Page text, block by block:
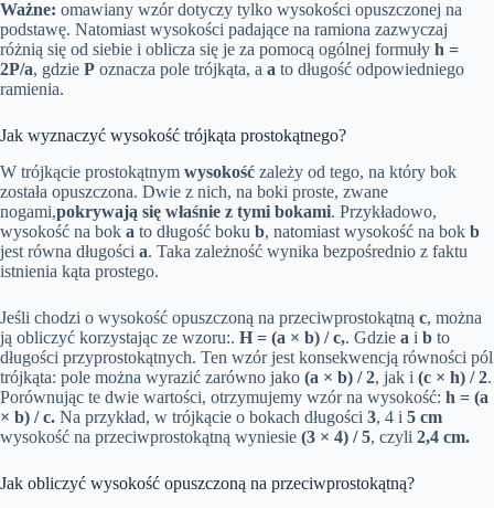
Ważne: omawiany wzór dotyczy tylko wysokości opuszczonej na
podstawę. Natomiast wysokości padające na ramiona zazwyczaj
różnią się od siebie i oblicza się je za pomocą ogólnej formuły h =
2P/a, gdzie P oznacza pole trójkąta, a a to długość odpowiedniego
ramienia.
Jak wyznaczyć wysokość trójkąta prostokątnego?
W trójkącie prostokątnym wysokość zależy od tego, na który bok
została opuszczona. Dwie z nich, na boki proste, zwane
nogami,pokrywają się właśnie z tymi bokami. Przykładowo,
wysokość na bok a to długość boku b, natomiast wysokość na bok b
jest równa długości a. Taka zależność wynika bezpośrednio z faktu
istnienia kąta prostego.
Jeśli chodzi o wysokość opuszczoną na przeciwprostokątną c, można
ją obliczyć korzystając ze wzoru:. H = (a × b) / c,. Gdzie a i b to
długości przyprostokątnych. Ten wzór jest konsekwencją równości pól
trójkąta: pole można wyrazić zarówno jako (a × b) / 2, jak i (c × h) / 2.
Porównując te dwie wartości, otrzymujemy wzór na wysokość: h = (a
× b) / c. Na przykład, w trójkącie o bokach długości 3, 4 i 5 cm
wysokość na przeciwprostokątną wyniesie (3 × 4) / 5, czyli 2,4 cm.
Jak obliczyć wysokość opuszczoną na przeciwprostokątną?